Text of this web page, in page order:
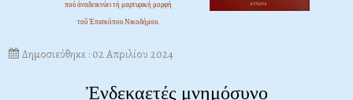
πού ἀναδεικνύει τή μαρτυρική μορφή
τοῦ Ἐπισκόπου Νικοδήμου.
Δημοσιεύθηκε : 02 Απριλίου 2024
Ἐνδεκαετές μνημόσυνο